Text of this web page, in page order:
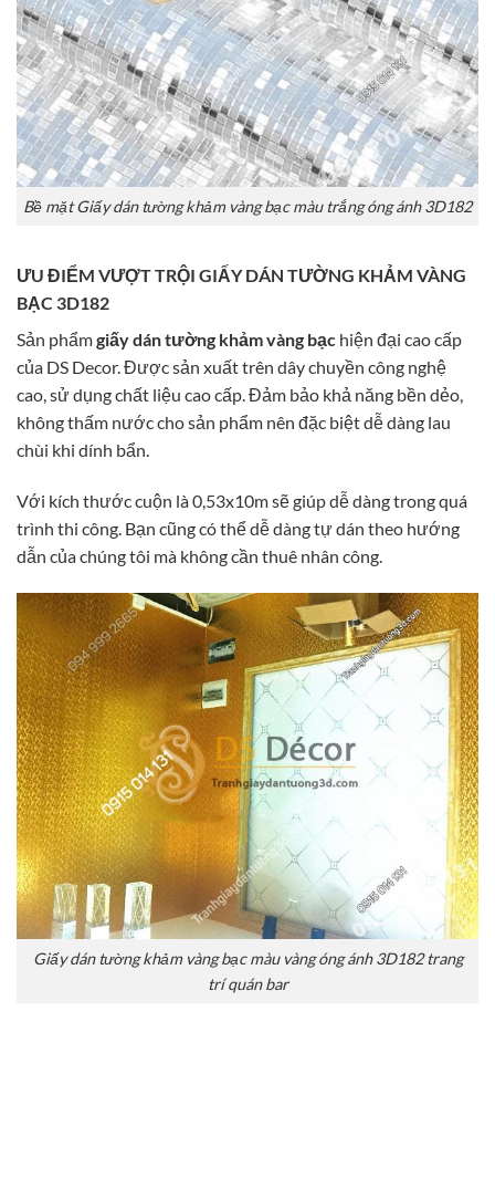
Bề mặt Giấy dán tường khảm vàng bạc màu trắng óng ánh 3D182
ƯU ĐIỂM VƯỢT TRỘI GIẤY DÁN TƯỜNG KHẢM VÀNG
BẠC 3D182
Sản phẩmgiấy dán tường khảm vàng bạc hiện đại cao cấp
của DS Decor. Được sản xuất trên dây chuyền công nghệ
cao, sử dụng chất liệu cao cấp. Đảm bảo khả năng bền dẻo,
không thấm nước cho sản phẩm nên đặc biệt dễ dàng lau
chùi khi dính bẩn.
Với kích thước cuộn là 0,53x10m sẽ giúp dễ dàng trong quá
trình thi công. Bạn cũng có thể dễ dàng tự dán theo hướng
dẫn của chúng tôi mà không cần thuê nhân công.
Giấy dán tường khảm vàng bạc màu vàng óng ánh 3D182 trang
trí quán bar